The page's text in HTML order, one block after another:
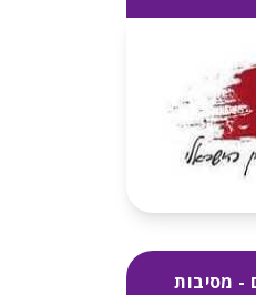
- מסיבות